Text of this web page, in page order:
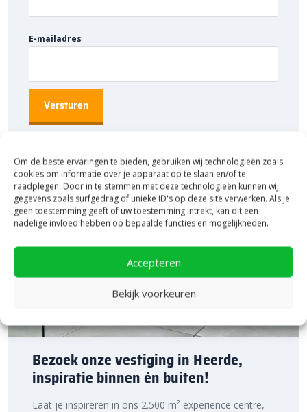
Om de beste ervaringen te bieden, gebruiken wij technologieën zoals
cookies om informatie over je apparaat op te slaan en/of te
raadplegen. Door in te stemmen met deze technologieën kunnen wij
gegevens zoals surfgedrag of unieke ID's op deze site verwerken. Als je
geen toestemming geeft of uw toestemming intrekt, kan dit een
nadelige invloed hebben op bepaalde functies en mogelijkheden.
Accepteren
Bekijk voorkeuren
E-mailadres
Bezoek onze vestiging in Heerde,
inspiratie binnen én buiten!
Laat je inspireren in ons 2.500 m² experience centre,